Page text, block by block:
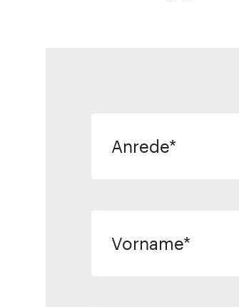
Anrede
Vorname